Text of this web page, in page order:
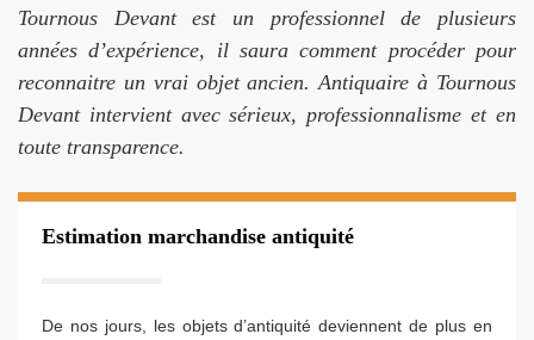
Tournous Devant est un professionnel de plusieurs
années d’expérience, il saura comment procéder pour
reconnaitre un vrai objet ancien. Antiquaire à Tournous
Devant intervient avec sérieux, professionnalisme et en
toute transparence.
Estimation marchandise antiquité
De nos jours, les objets d’antiquité deviennent de plus en